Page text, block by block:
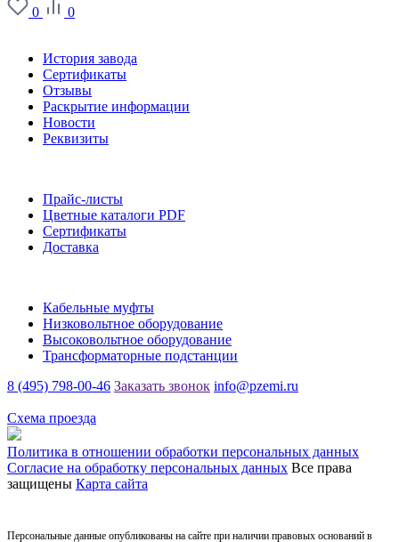
0
0
История завода
Сертификаты
Отзывы
Раскрытие информации
Новости
Реквизиты
Прайс-листы
Цветные каталоги PDF
Сертификаты
Доставка
Кабельные муфты
Низковольтное оборудование
Высоковольтное оборудование
Трансформаторные подстанции
8 (495) 798-00-46 Заказать звонок info@pzemi.ru
Схема проезда
Политика в отношении обработки персональных данных
Согласие на обработку персональных данных Все права
защищены Карта сайта
Персональные данные опубликованы на сайте при наличии правовых оснований в